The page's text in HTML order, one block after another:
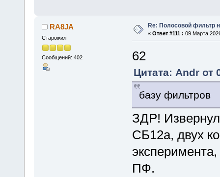
RA8JA
Старожил
Сообщений: 402
Re: Полосовой фильтр
« Ответ #111 : 09 Марта
62
Цитата: Andr от
базу фильтров
ЗДР!
СБ12а, двух
ПФ.